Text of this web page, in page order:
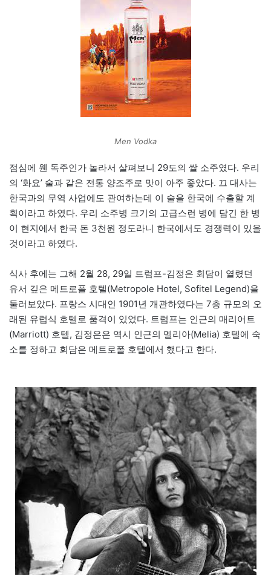
Men Vodka
점심에 웬 독주인가 놀라서 살펴보니 29도의 쌀 소주였다. 우리
의 ‘화요’ 술과 같은 전통 양조주로 맛이 아주 좋았다. 끄 대사는
한국과의 무역 사업에도 관여하는데 이 술을 한국에 수출할 계
획이라고 하였다. 우리 소주병 크기의 고급스런 병에 담긴 한 병
이 현지에서 한국 돈 3천원 정도라니 한국에서도 경쟁력이 있을
것이라고 하였다.
식사 후에는 그해 2월 28, 29일 트럼프-김정은 회담이 열렸던
유서 깊은 메트로폴 호텔(Metropole Hotel, Sofitel Legend)을
둘러보았다. 프랑스 시대인 1901년 개관하였다는 7층 규모의 오
래된 유럽식 호텔로 품격이 있었다. 트럼프는 인근의 매리어트
(Marriott) 호텔, 김정은은 역시 인근의 멜리아(Melia) 호텔에 숙
소를 정하고 회담은 메트로폴 호텔에서 했다고 한다.